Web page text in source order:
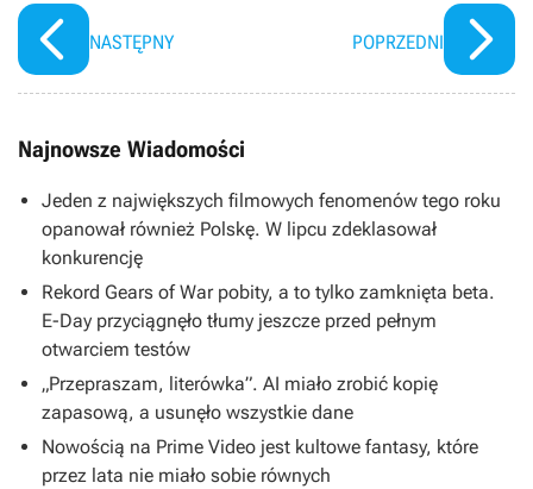
NASTĘPNY POPRZEDNI
Najnowsze Wiadomości
Jeden z największych filmowych fenomenów tego roku
opanował również Polskę. W lipcu zdeklasował
konkurencję
Rekord Gears of War pobity, a to tylko zamknięta beta.
E-Day przyciągnęło tłumy jeszcze przed pełnym
otwarciem testów
„Przepraszam, literówka”. AI miało zrobić kopię
zapasową, a usunęło wszystkie dane
Nowością na Prime Video jest kultowe fantasy, które
przez lata nie miało sobie równych